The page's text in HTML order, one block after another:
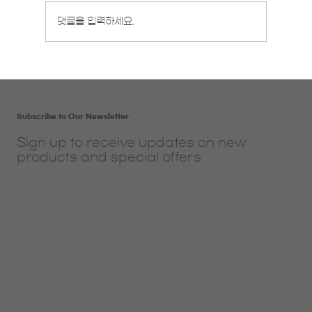
댓글을 입력하세요.
Subscribe to Our Newsletter
Sign up to receive updates on new
products and special offers